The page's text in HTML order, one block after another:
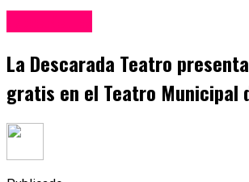
La Descarada Teatro
gratis en el Teatro Municipal